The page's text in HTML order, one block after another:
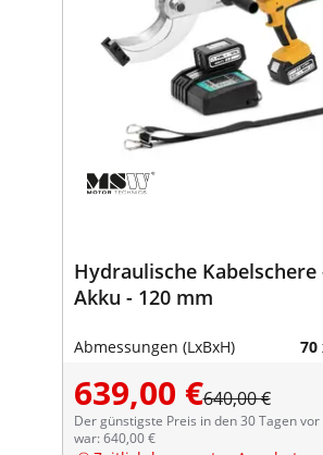
Hydraulische
Akku - 120 mm
Abmessungen (LxBxH) 70
639,00 €640,00 €
Der günstigste Preis in den 30 Tagen
war: 640,00 €